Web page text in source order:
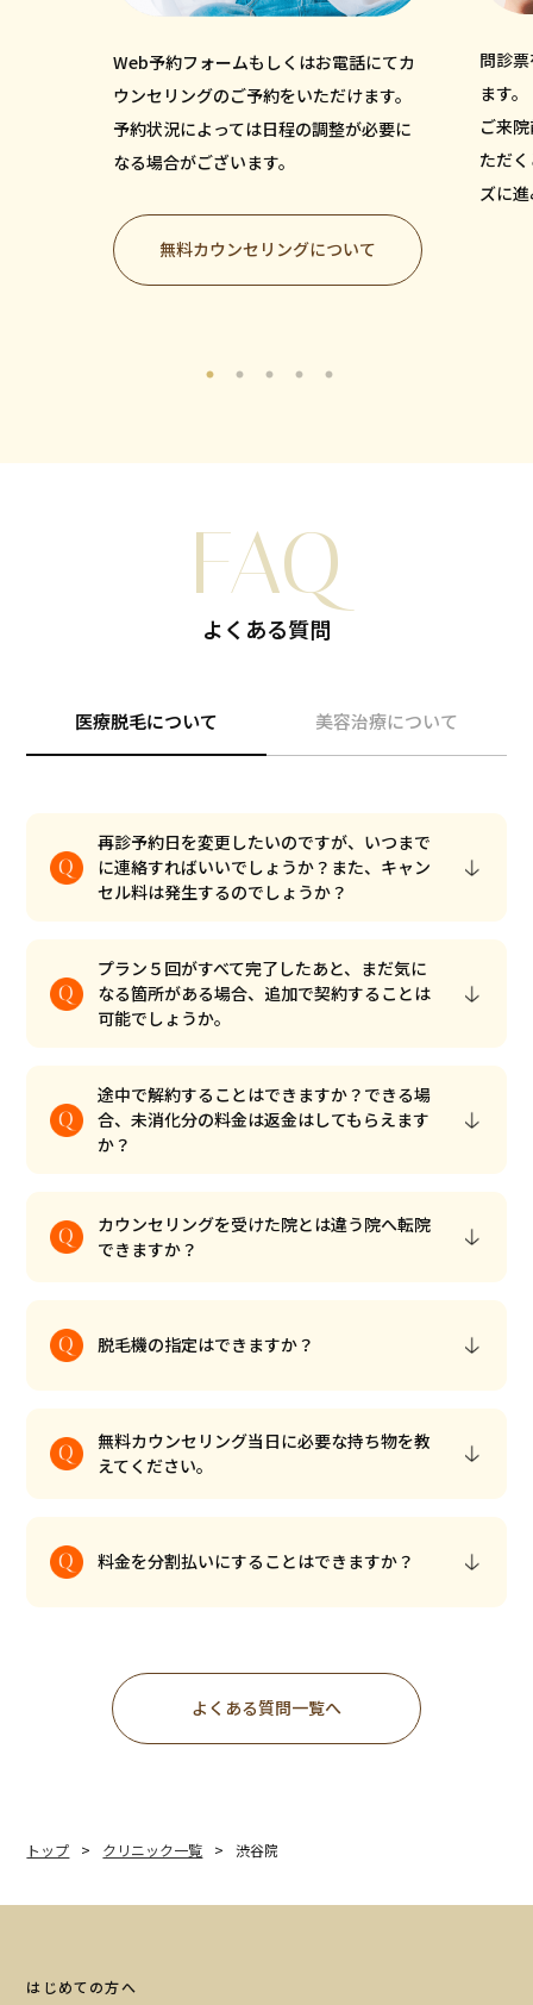
Web予約フォームもしくはお電話にてカ
ウンセリングのご予約をいただけます。
予約状況によっては日程の調整が必要に
なる場合がございます。
無料カウンセリングについて
問診
ます。
ご来
ただ
ズに
FAQ
よくある質問
医療脱毛について 美容治療について
再診予約日を変更したいのですが、いつまで
に連絡すればいいでしょうか？また、キャン
セル料は発生するのでしょうか？
プラン５回がすべて完了したあと、まだ気に
なる箇所がある場合、追加で契約することは
可能でしょうか。
途中で解約することはできますか？できる場
合、未消化分の料金は返金はしてもらえます
か？
カウンセリングを受けた院とは違う院へ転院
できますか？
脱毛機の指定はできますか？
無料カウンセリング当日に必要な持ち物を教
えてください。
料金を分割払いにすることはできますか？
よくある質問一覧へ
トップ クリニック一覧 渋谷院
はじめての方へ